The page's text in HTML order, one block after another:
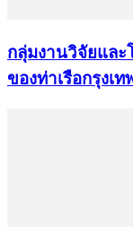
กลุ่มงานวิจัยและ
ของท่าเรือกรุงเท